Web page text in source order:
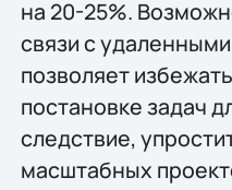
на 20-25%.
связи с
позволяет
постановке задач
следствие,
масштабных